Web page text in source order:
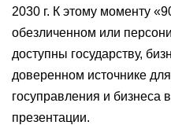
2030 г. К этому моменту
обезличенном или
доступны государству,
доверенном источнике
госуправления и бизнеса
презентации.